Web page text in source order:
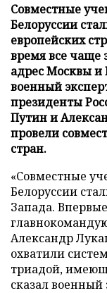
Совместные
Белоруссии
европейских
время все чаще
адрес Москвы и
военный
президенты
Путин и
провели
стран.
«Совместные
Белоруссии
Запада.
Александр
охватили
триадой,
сказал военный